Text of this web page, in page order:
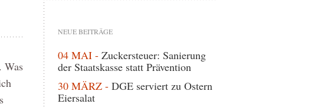
Was
NEUE BEITRÄGE
04 MAI - Zuckersteuer: Sanierung
der Staatskasse statt Prävention
30 MÄRZ - DGE serviert zu Ostern
Eiersalat